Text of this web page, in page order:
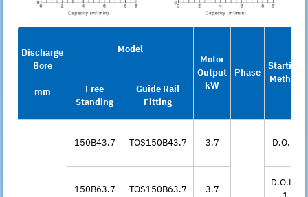
Discharge
Bore
mm
Model
Motor
Output
kW
Phase Starting
Method
Free
Standing
Guide Rail
Fitting
150B43.7 TOS150B43.7 3.7 D.O.L.
150B63.7 TOS150B63.7 3.7
D.O.L.*